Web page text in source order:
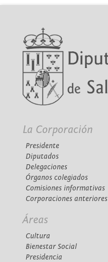
La Corporación
Presidente
Diputados
Delegaciones
Órganos colegiados
Comisiones informativas
Corporaciones anteriores
Áreas
Cultura
Bienestar Social
Presidencia